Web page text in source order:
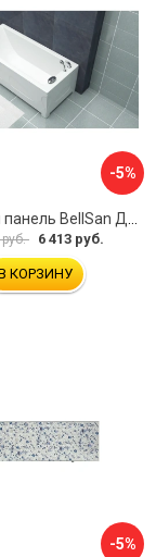
-5%
Торцевая панель BellSan Даниелла 4627171531049
руб. 6 413 руб.
КОРЗИНУ
-5%